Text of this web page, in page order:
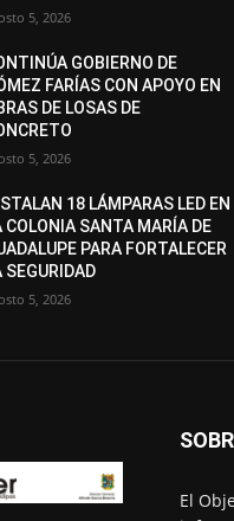
5, 2026
GOBIERNO DE
FARÍAS CON APOYO EN
DE LOSAS DE
5, 2026
18 LÁMPARAS LED EN
COLONIA SANTA MARÍA DE
PARA FORTALECER
SEGURIDAD
5, 2026
El